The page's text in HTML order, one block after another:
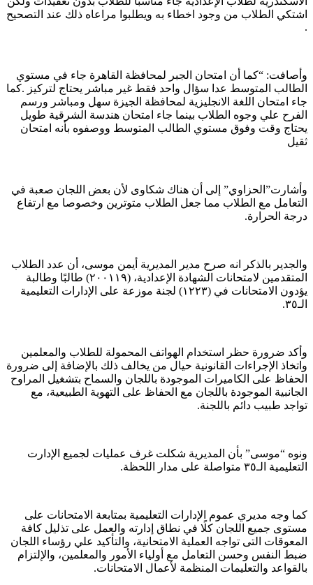
اشتكي الطلاب من وجود اخطاء به ويطلبوا مراعاه ذلك عند التصحيح
.
وأصافت: “كما أن امتحان الجبر لمحافظة القاهرة جاء في مستوي
الطالب المتوسط عدا سؤال واحد فقط غير مباشر يحتاج لتركيز .كما
جاء امتحان اللغة الانجليزية لمحافظة الجيزة سهل ومباشر ورسم
الفرح علي وجوه الطلاب بينما جاء امتحان هندسة الشرقية طويل
يحتاج وقت وفوق مستوي الطالب المتوسط ووصفوه بأنه امتحان
ثقيل
وأشارت”الحزاوي” إلى أن هناك شكاوى لأن بعض اللجان صعبة في
التعامل مع الطلاب مما جعل الطلاب متوترين وخصوصا مع ارتفاع
درجة الحرارة.
والجدير بالذكر انه صرح مدير المديرية أيمن موسى، أن عدد الطلاب
المتقدمين لامتحانات الشهادة الإعدادية، (٢٠٠١١٩) طالبًا وطالبة
يؤدون الامتحانات في (١٢٢٣) لجنة موزعة على الإدارات التعليمية
الـ٣٥.
وأكد ضرورة حظر استخدام الهواتف المحمولة للطلاب والمعلمين
واتخاذ الإجراءات القانونية حيال من يخالف ذلك بالإضافة إلى ضرورة
الحفاظ على الكاميرات الموجودة باللجان والسماح بتشغيل المراوح
الجانبية الموجودة باللجان مع الحفاظ على التهوية الطبيعية، مع
تواجد طبيب دائم باللجنة.
ونوه “موسى” بأن المديرية شكلت غرف عمليات لجميع الإدارت
التعليمية الـ٣٥ متواصلة على مدار اللحظة.
كما وجه مديري عموم الإدارات التعليمية بمتابعة الامتحانات على
مستوى جميع اللجان كلًا في نطاق إدارته والعمل على تذليل كافة
المعوقات التى تواجه العملية الامتحانية، والتأكيد علي رؤساء اللجان
ضبط النفس وحسن التعامل مع أولياء الأمور والمعلمين، والإلتزام
بالقواعد والتعليمات المنظمة لأعمال الامتحانات.